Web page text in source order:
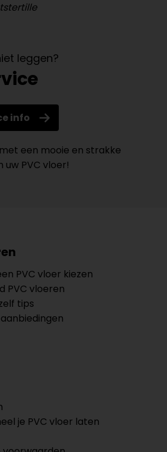
leggen?
info
een mooie en strakke
uw PVC vloer!
PVC vloer kiezen
PVC vloeren
tips
je PVC vloer laten